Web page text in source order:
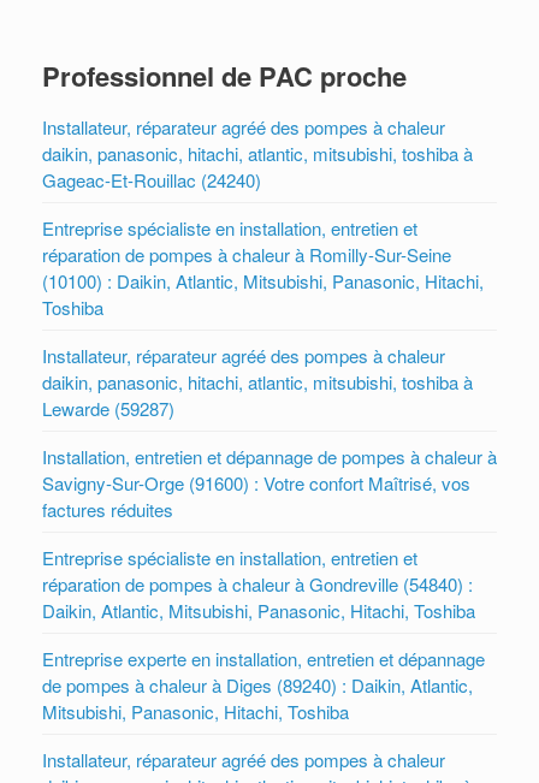
Professionnel de PAC proche
Installateur, réparateur agréé des pompes à chaleur
daikin, panasonic, hitachi, atlantic, mitsubishi, toshiba à
Gageac-Et-Rouillac (24240)
Entreprise spécialiste en installation, entretien et
réparation de pompes à chaleur à Romilly-Sur-Seine
(10100) : Daikin, Atlantic, Mitsubishi, Panasonic, Hitachi,
Toshiba
Installateur, réparateur agréé des pompes à chaleur
daikin, panasonic, hitachi, atlantic, mitsubishi, toshiba à
Lewarde (59287)
Installation, entretien et dépannage de pompes à chaleur à
Savigny-Sur-Orge (91600) : Votre confort Maîtrisé, vos
factures réduites
Entreprise spécialiste en installation, entretien et
réparation de pompes à chaleur à Gondreville (54840) :
Daikin, Atlantic, Mitsubishi, Panasonic, Hitachi, Toshiba
Entreprise experte en installation, entretien et dépannage
de pompes à chaleur à Diges (89240) : Daikin, Atlantic,
Mitsubishi, Panasonic, Hitachi, Toshiba
Installateur, réparateur agréé des pompes à chaleur